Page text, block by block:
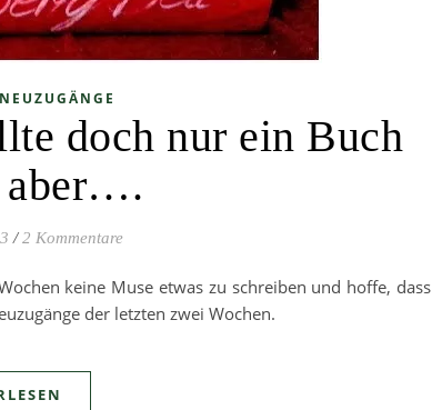
NEUZUGÄNGE
doch nur ein Buch
aber….
/ 2 Kommentare
keine Muse etwas zu schreiben und hoffe, dass
der letzten zwei Wochen.